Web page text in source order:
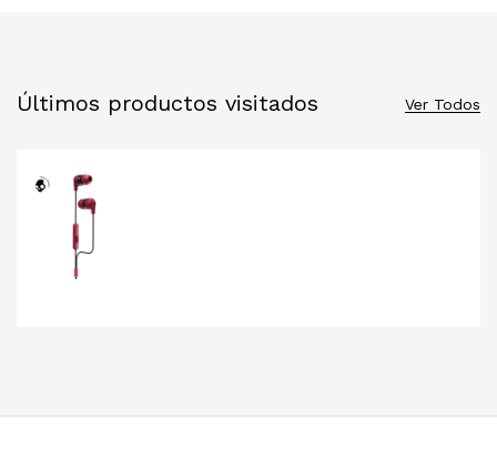
Últimos productos visitados Ver Todos